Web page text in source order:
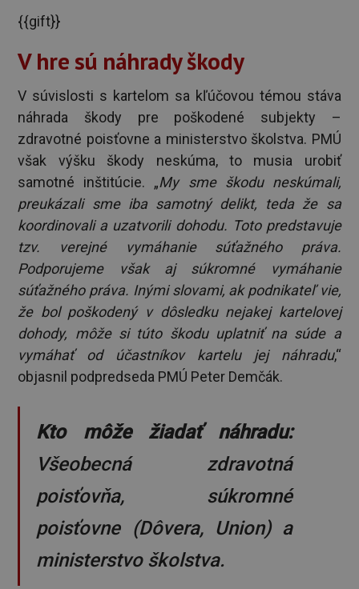
{{gift}}
V hre sú náhrady škody
V súvislosti s kartelom sa kľúčovou témou stáva
náhrada škody pre poškodené subjekty –
zdravotné poisťovne a ministerstvo školstva. PMÚ
však výšku škody neskúma, to musia urobiť
samotné inštitúcie. „My sme škodu neskúmali,
preukázali sme iba samotný delikt, teda že sa
koordinovali a uzatvorili dohodu. Toto predstavuje
tzv. verejné vymáhanie súťažného práva.
Podporujeme však aj súkromné vymáhanie
súťažného práva. Inými slovami, ak podnikateľ vie,
že bol poškodený v dôsledku nejakej kartelovej
dohody, môže si túto škodu uplatniť na súde a
vymáhať od účastníkov kartelu jej náhradu,“
objasnil podpredseda PMÚ Peter Demčák.
Kto môže žiadať náhradu:
Všeobecná zdravotná
poisťovňa, súkromné
poisťovne (Dôvera, Union) a
ministerstvo školstva.